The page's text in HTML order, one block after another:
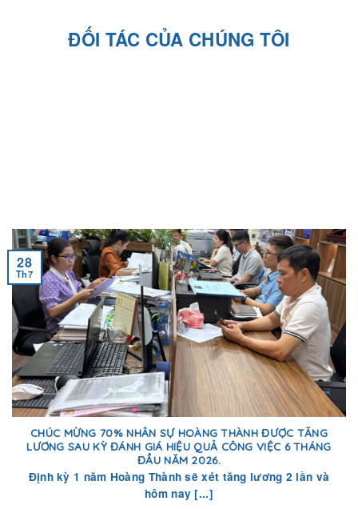
ĐỐI TÁC CỦA CHÚNG TÔI
CHÚC MỪNG 70% NHÂN SỰ HOÀNG THÀNH ĐƯỢC TĂNG
LƯƠNG SAU KỲ ĐÁNH GIÁ HIỆU QUẢ CÔNG VIỆC 6 THÁNG
ĐẦU NĂM 2026.
Định kỳ 1 năm Hoàng Thành sẽ xét tăng lương 2 lần và
hôm nay [...]
28
Th7